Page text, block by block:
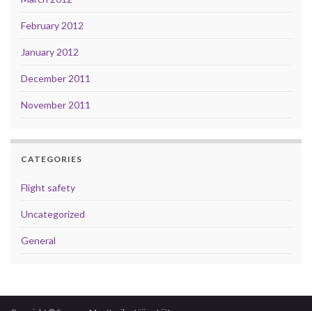
February 2012
January 2012
December 2011
November 2011
CATEGORIES
Flight safety
Uncategorized
General